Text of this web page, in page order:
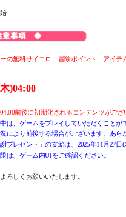
の無料サイコロ、冒険ポイント、アイテ
)04:00
前後に初期化されるコンテンツがござ
は、ゲームをプレイしていただくことが
により前後する場合がございます。あら
プレゼント」の支給は、2025年11月27日
は、ゲーム内UIをご確認ください。
ろしくお願いいたします。